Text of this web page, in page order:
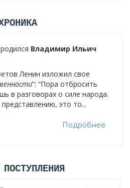
родился Владимир Ильич
Ленин изложил свое
”: “Пора отбросить
в разговорах о силе народа.
это то...
Подробнее